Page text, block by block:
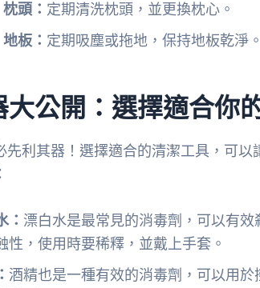
枕頭： 定期清洗枕頭，並更換枕心。
地板： 定期吸塵或拖地，保持地板乾淨。
大公開：選擇適合你
先利其器！選擇適合的清潔工具，可
： 漂白水是最常見的消毒劑，可以有
性，使用時要稀釋，並戴上手套。
酒精也是一種有效的消毒劑，可以用